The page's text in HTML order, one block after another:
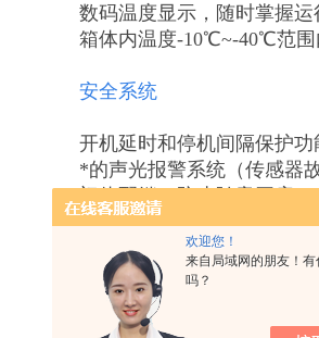
欢迎您！
来自局域网的朋友！
吗？
数码温度显示，随时掌握运
箱体内温度-10℃~-40℃范围
安全系统
开机延时和停机间隔保护
*的声光报警系统（传感器
门体配锁，防止随意开启
人性化设计
箱体采用SPCC钢板静电